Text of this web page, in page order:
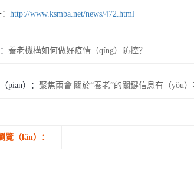
http://www.ksmba.net/news/472.html
養老機構如何做好疫情（qíng）防控？
piān）： 聚焦兩會|關於“養老”的關鍵信息有（yǒu）
覽（lǎn）：